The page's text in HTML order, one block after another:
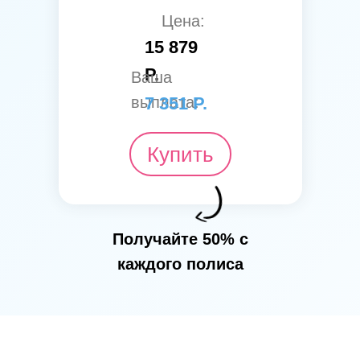
Цена:
15 879
Р.
Ваша
выплата:
7 351 Р.
Купить
Получайте 50% с
каждого полиса